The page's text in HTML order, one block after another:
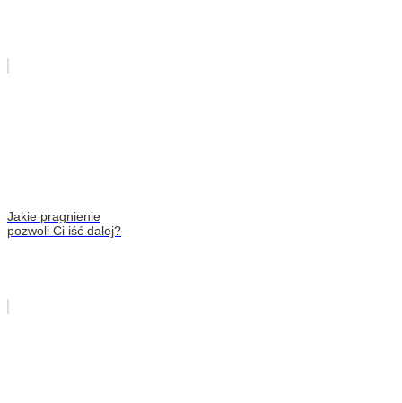
Jakie pragnienie
pozwoli Ci iść dalej?